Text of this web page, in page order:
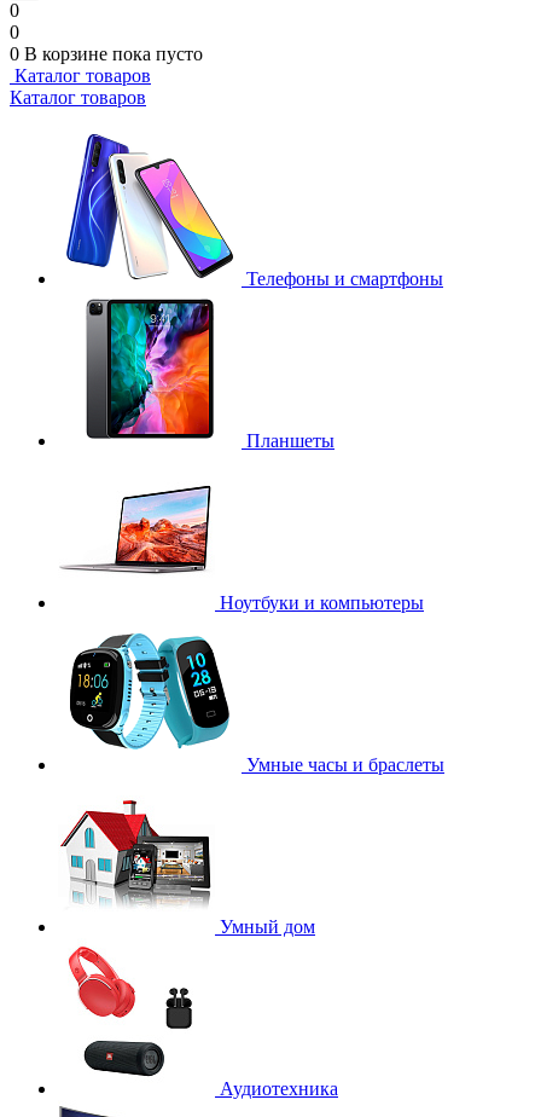
0
0
0 В корзине пока пусто
Каталог товаров
Каталог товаров
Телефоны и смартфоны
Планшеты
Ноутбуки и компьютеры
Умные часы и браслеты
Умный дом
Аудиотехника